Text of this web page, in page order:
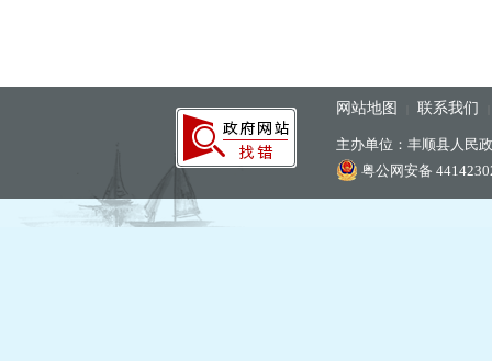
网站地图 联系我们
主办单位：丰顺县人民
粤公网安备